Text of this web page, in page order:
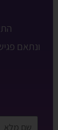
ונתאם